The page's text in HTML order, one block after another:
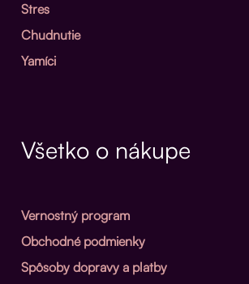
Stres
Chudnutie
Yamíci
Všetko o nákupe
Vernostný program
Obchodné podmienky
Spôsoby dopravy a platby